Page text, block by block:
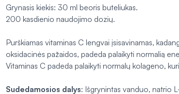
Grynasis kiekis: 30 ml beoris buteliukas.
200 kasdienio naudojimo dozių.
Purškiamas vitaminas C lengvai įsisavinamas,
oksidacinės pažaidos, padeda palaikyti normalią
Vitaminas C padeda palaikyti normalų kolageno,
Sudedamosios dalys: Išgrynintas vanduo, natrio